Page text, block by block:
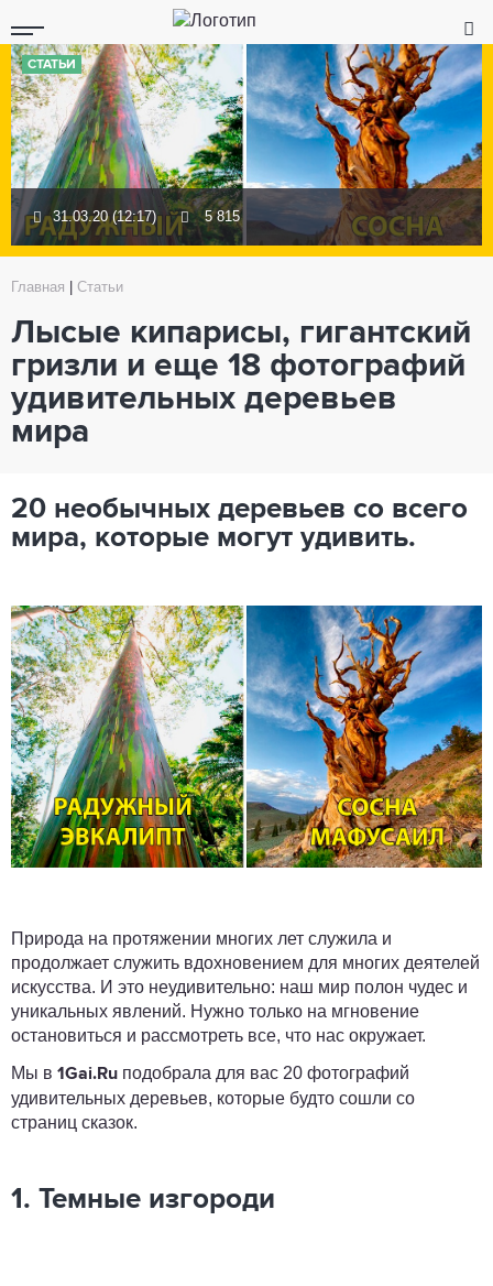
СТАТЬИ
31.03.20 (12:17) 5 815
Главная Статьи
Лысые кипарисы, гигантский
гризли и еще 18 фотографий
удивительных деревьев
мира
20 необычных деревьев со всего
мира, которые могут удивить.
Природа на протяжении многих лет служила и
продолжает служить вдохновением для многих деятелей
искусства. И это неудивительно: наш мир полон чудес и
уникальных явлений. Нужно только на мгновение
остановиться и рассмотреть все, что нас окружает.
Мы в 1Gai.Ru подобрала для вас 20 фотографий
удивительных деревьев, которые будто сошли со
страниц сказок.
1. Темные изгороди